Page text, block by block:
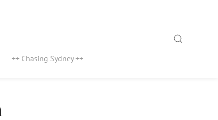
++ Chasing Sydney ++
Search